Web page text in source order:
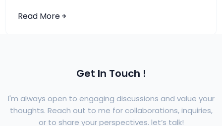
Read More
Get In Touch !
I'm always open to engaging discussions and value your
thoughts. Reach out to me for collaborations, inquiries,
or to share your perspectives. let’s talk!